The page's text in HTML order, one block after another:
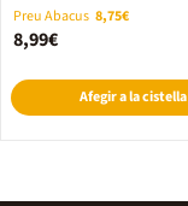
Preu Abacus 8,75€
8,99€
Afegir a la cistella